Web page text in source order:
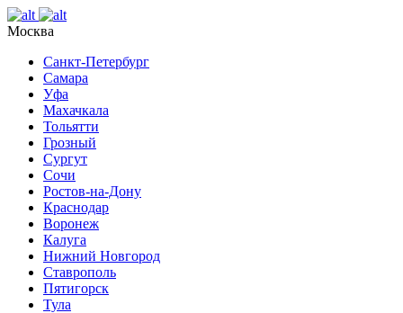
Москва
Санкт-Петербург
Самара
Уфа
Махачкала
Тольятти
Грозный
Сургут
Сочи
Ростов-на-Дону
Краснодар
Воронеж
Калуга
Нижний Новгород
Ставрополь
Пятигорск
Тула